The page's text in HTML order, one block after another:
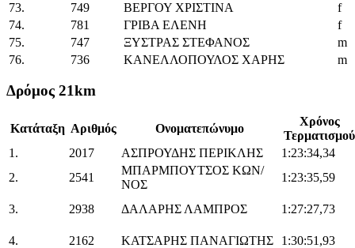
73.
749 ΒΕΡΓΟΥ ΧΡΙΣΤΙΝΑ
f
74.
781 ΓΡΙΒΑ ΕΛΕΝΗ
f
75.
747 ΞΥΣΤΡΑΣ ΣΤΕΦΑΝΟΣ
m
76.
736 ΚΑΝΕΛΛΟΠΟΥΛΟΣ ΧΑΡΗΣ m
Δρόμος 21km
Κατάταξη Αριθμός Ονοματεπώνυμο
Χρόνος
Τερματισμού
1.
2017 ΑΣΠΡΟΥΔΗΣ ΠΕΡΙΚΛΗΣ
1:23:34,34
2.
2541
ΜΠΑΡΜΠΟΥΤΣΟΣ ΚΩΝ/
ΝΟΣ
1:23:35,59
3. 2938 ΔΑΛΑΡΗΣ ΛΑΜΠΡΟΣ 1:27:27,73
4. 2162 ΚΑΤΣΑΡΗΣ ΠΑΝΑΓΙΩΤΗΣ 1:30:51,93